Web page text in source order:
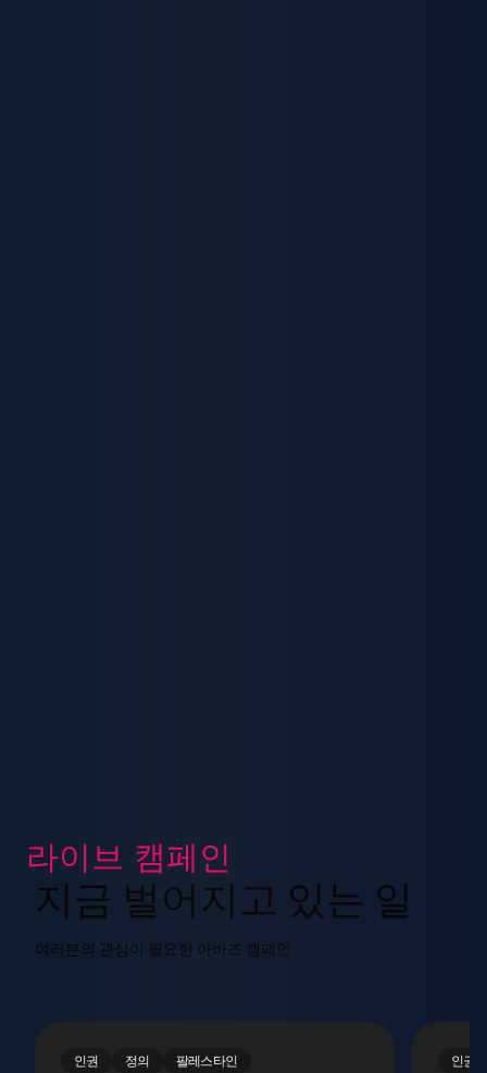
라이브 캠페인
지금 벌어지고 있는 일
여러분의 관심이 필요한 아바즈 캠페인
인권 정의 팔레스타인 인권